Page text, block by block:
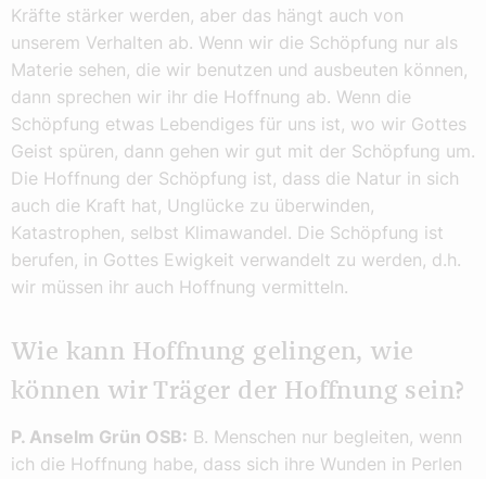
Kräfte stärker werden, aber das hängt auch von
unserem Verhalten ab. Wenn wir die Schöpfung nur als
Materie sehen, die wir benutzen und ausbeuten können,
dann sprechen wir ihr die Hoffnung ab. Wenn die
Schöpfung etwas Lebendiges für uns ist, wo wir Gottes
Geist spüren, dann gehen wir gut mit der Schöpfung um.
Die Hoffnung der Schöpfung ist, dass die Natur in sich
auch die Kraft hat, Unglücke zu überwinden,
Katastrophen, selbst Klimawandel. Die Schöpfung ist
berufen, in Gottes Ewigkeit verwandelt zu werden, d.h.
wir müssen ihr auch Hoffnung vermitteln.
Wie kann Hoffnung gelingen, wie
können wir Träger der Hoffnung sein?
P. Anselm Grün OSB: B. Menschen nur begleiten, wenn
ich die Hoffnung habe, dass sich ihre Wunden in Perlen